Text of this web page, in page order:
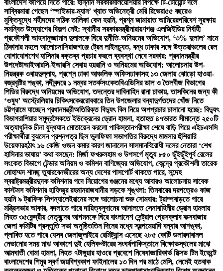
বাংলাদেশ কাঁপিয়ে দিতে পারে: হান্নান সরকারমালয়েশিয়ার বিপক্ষে টি-টোয়েন্টি দলে
সাব্বিরমারা গেছেন ‘স্পাইডার-ম্যান’ খ্যাত অভিনেত্রী মেরি রিভেরা৫৫ বছরেও
মুক্তিযুদ্ধে শহীদদের সঠিক তালিকা কেন হয়নি, প্রশ্ন জামায়াত আমিরেরপরিবেশ সুরক্ষায়
সমন্বিত উদ্যোগের বিকল্প নেই: স্থানীয় সরকারমন্ত্রীনারায়ণগঞ্জ এলজিইডির নির্বাহী
প্রকৌশলী আহসানুজ্জামান দুলালকে ঘিরে দুর্নীতি-অনিয়মের অভিযোগ, ‘৩% দুলাল’ নামে
ঠিকাদার মহলে আলোচনাসিরাজগঞ্জে ট্রেন লাইনচ্যুত, বন্ধ ঢাকার সঙ্গে উত্তরাঞ্চলের রেল
যোগাযোগশেখ হাসিনার বক্তব্য প্রচার করলে ব্যবস্থা নেবে সরকার: প্রধানমন্ত্রীর
উপদেষ্টাআইআরসি-ইআরসি সেবায় হয়রানি ও অনিয়মের অভিযোগ: আলোচনায় উপ-
নিয়ন্ত্রক ওবায়দুল্লাহ, প্রশ্নে ঢাকা আঞ্চলিক অফিসঢাকাসহ ১৩ জেলায় ঝোড়ো হাওয়া-
বজ্রবৃষ্টির শঙ্কা, নদীবন্দরে ১ নম্বর সতর্কসংকেতবিএডিসির ডাল ও তৈলবীজ বিভাগের
পিডির বিরুদ্ধে অনিয়মের অভিযোগ, তদন্তের দাবিনাহিদ রানা ঢাকায়, তাসকিনের জন্য কী
‘ওষুধ’ অস্ট্রেলিয়ার চিকিৎসকেররোববারে তিন উপজেলার বন্যাদুর্গতদের খোঁজ নিতে
চট্টগ্রামে যাচ্ছেন প্রধানমন্ত্রীঅতিরিক্ত বিদ্যুৎ বিল নিয়ে অপপ্রচার চালানো হচ্ছে: বিদ্যুৎ
বিভাগরাশিয়ার সমুদ্রসৈকতে ইউক্রেনের ড্রোন হামলা, হতাহত ৪৭ভারত সীমান্তে ২৫০টি
অত্যাধুনিক চীনা যুদ্ধযান মোতায়েন করলো পাকিস্তানপরীক্ষা শেষে বাড়ি গিয়ে এইচএসসি
পরীক্ষার্থীরা বুঝলেন প্রশ্নপত্র ছিল ভুলফিফা সভাপতির বিরুদ্ধে মামলার হুঁশিয়ারি
উয়েফারহঠাৎ ১৬ কেজি ওজন কমার কারণ জানালেন সালমানবিরোধী দলের নেতারা ‘শেখ
হাসিনার ভাষায়’ কথা বলছেন: মির্জা ফখরুলহাম ও উপসর্গে মৃত্যু ৮৫০ ছুঁইছুঁইপূর্ব রেলের
সংকেত বিভাগে টেন্ডার অনিয়ম ও কমিশন বাণিজ্যের অভিযোগ, কেন্দ্রে প্রকৌশলী তারেক
মোহাম্মদ শামছ্ তুষারবেনজীরের অন্য দেশের পাসপোর্ট থাকতে পারে, সন্দেহ
স্বরাষ্ট্রমন্ত্রীরদুদক কমিশনার পদে নিয়োগের গুঞ্জনের মধ্যে আবারও আলোচনায় সাবেক
কাস্টমস কমিশনার হাফিজুর রহমানরাজধানীর সড়কে শৃঙ্খলা: তিনবারের দরপত্রেও কাজ
হয়নি ৯ ট্রাফিক সিগন্যালেইরানের সঙ্গে আলোচনা শুরু সোমবার: ট্রাম্পবাড়তে পারে
মন্ত্রিসভার আকার, বদলাতে পারে দায়িত্বসুদানের আদালতে সেনাবাহিনীর ড্রোন হামলায়
নিহত ৩৫কেন্দ্রীয় নেতৃবৃন্দের আগমনকে ঘিরে বাংলাদেশ সেন্ট্রাল প্রেসক্লাব কক্সবাজার
জেলা কমিটির প্রস্তুতি সভা অনুষ্ঠিততিন দিনের মধ্যে স্বল্পমেয়াদি বন্যার আশঙ্কা,
প্লাবিত হতে পারে যেসব জেলাজুলাইয়ে রেমিট্যান্স এসেছে ২৮৫ কোটি ডলারদাবানল
নেভানোর সময় মাঝ আকাশে দুই হেলিকপ্টারের সংঘর্ষপাকিস্তানে বিক্ষোভস্থলের মাঝে
আত্মঘাতী বোমা হামলা, নিহত ৭টাঙ্গুয়ার হাওরে প্রবেশে নিষেধাজ্ঞারিকার্ভ মিক্সড টিম ইভেন্টে
বাংলাদেশের শিমুর স্বর্ণ জয়বিশ্বকাপ ফাইনালের ১৩ দিন পর মাঠে মেসি, নেমেই হতবাক